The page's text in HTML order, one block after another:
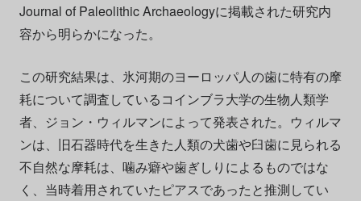
Journal of Paleolithic Archaeologyに掲載された研究内
容から明らかになった。
この研究結果は、氷河期のヨーロッパ人の歯に特有の摩
耗について調査しているコインブラ大学の生物人類学
者、ジョン・ウィルマンによって発表された。ウィルマ
ンは、旧石器時代を生きた人類の犬歯や臼歯に見られる
不自然な摩耗は、噛み癖や歯ぎしりによるものではな
く、当時着用されていたピアスであったと推測してい